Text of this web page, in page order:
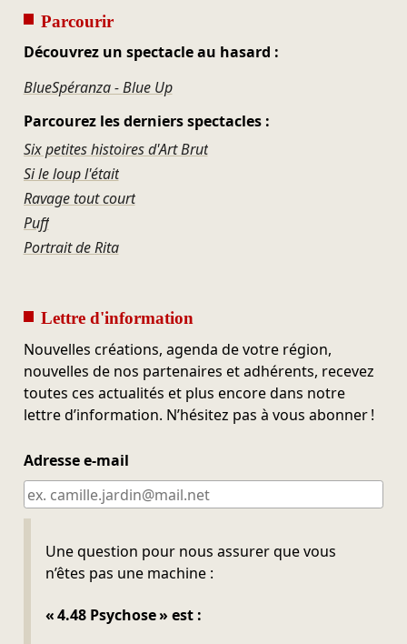
Parcourir
Découvrez un spectacle au hasard :
BlueSpéranza - Blue Up
Parcourez les derniers spectacles :
Six petites histoires d'Art Brut
Si le loup l'était
Ravage tout court
Puff
Portrait de Rita
Lettre d'information
Nouvelles créations, agenda de votre région,
nouvelles de nos partenaires et adhérents, recevez
toutes ces actualités et plus encore dans notre
lettre d’information. N’hésitez pas à vous abonner !
Adresse e-mail
Une question pour nous assurer que vous
n’êtes pas une machine :
« 4.48 Psychose » est :
Ne pas remplir